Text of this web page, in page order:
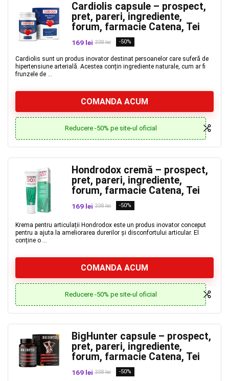
Cardiolis capsule – prospect,
pret, pareri, ingrediente,
forum, farmacie Catena, Tei
169 lei 338 lei -50%
Cardiolis sunt un produs inovator destinat persoanelor care suferă de
hipertensiune arterială. Acestea conțin ingrediente naturale, cum ar fi
frunzele de ...
COMANDA ACUM
Reducere -50% pe site-ul oficial
Hondrodox cremă – prospect,
pret, pareri, ingrediente,
forum, farmacie Catena, Tei
169 lei 338 lei -50%
Krema pentru articulații Hondrodox este un produs inovator conceput
pentru a ajuta la ameliorarea durerilor și disconfortului articular. El
conține o ...
COMANDA ACUM
Reducere -50% pe site-ul oficial
BigHunter capsule – prospect,
pret, pareri, ingrediente,
forum, farmacie Catena, Tei
169 lei 338 lei -50%